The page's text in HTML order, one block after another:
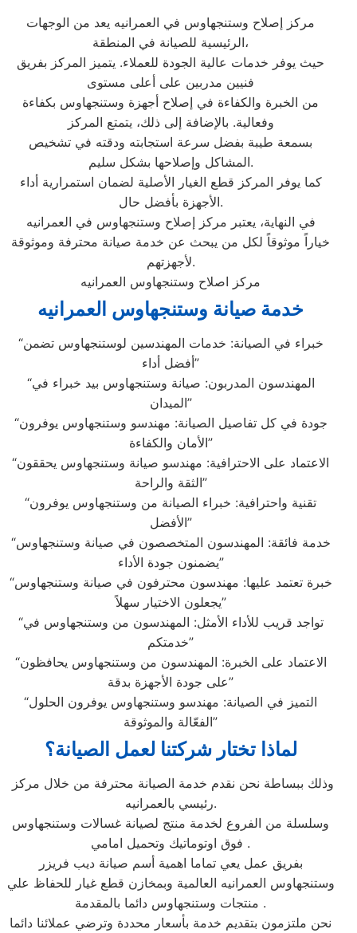
مركز إصلاح وستنجهاوس في العمرانيه يعد من الوجهات
الرئيسية للصيانة في المنطقة،
حيث يوفر خدمات عالية الجودة للعملاء. يتميز المركز بفريق
فنيين مدربين على أعلى مستوى
من الخبرة والكفاءة في إصلاح أجهزة وستنجهاوس بكفاءة
وفعالية. بالإضافة إلى ذلك، يتمتع المركز
بسمعة طيبة بفضل سرعة استجابته ودقته في تشخيص
المشاكل وإصلاحها بشكل سليم.
كما يوفر المركز قطع الغيار الأصلية لضمان استمرارية أداء
الأجهزة بأفضل حال.
في النهاية، يعتبر مركز إصلاح وستنجهاوس في العمرانيه
خياراً موثوقاً لكل من يبحث عن خدمة صيانة محترفة وموثوقة
لأجهزتهم.
مركز اصلاح وستنجهاوس العمرانيه
خدمة صيانة وستنجهاوس العمرانيه
“خبراء في الصيانة: خدمات المهندسين لوستنجهاوس تضمن
أفضل أداء”
“المهندسون المدربون: صيانة وستنجهاوس بيد خبراء في
الميدان”
“جودة في كل تفاصيل الصيانة: مهندسو وستنجهاوس يوفرون
الأمان والكفاءة”
“الاعتماد على الاحترافية: مهندسو صيانة وستنجهاوس يحققون
الثقة والراحة”
“تقنية واحترافية: خبراء الصيانة من وستنجهاوس يوفرون
الأفضل”
“خدمة فائقة: المهندسون المتخصصون في صيانة وستنجهاوس
يضمنون جودة الأداء”
“خبرة تعتمد عليها: مهندسون محترفون في صيانة وستنجهاوس
يجعلون الاختيار سهلاً”
“تواجد قريب للأداء الأمثل: المهندسون من وستنجهاوس في
خدمتكم”
“الاعتماد على الخبرة: المهندسون من وستنجهاوس يحافظون
على جودة الأجهزة بدقة”
“التميز في الصيانة: مهندسو وستنجهاوس يوفرون الحلول
الفعّالة والموثوقة”
لماذا تختار شركتنا لعمل الصيانة؟
رئيسي بالعمرانيه.
وسلسلة من الفروع لخدمة منتج لصيانة غسالات وستنجهاوس
فوق اوتوماتيك وتحميل امامي .
بفريق عمل يعي تماما اهمية أسم صيانة ديب فريزر
وستنجهاوس العمرانيه العالمية وبمخازن قطع غيار للحفاظ علي
منتجات وستنجهاوس دائما بالمقدمة .
نحن ملتزمون بتقديم خدمة بأسعار محددة وترضي عملائنا دائما